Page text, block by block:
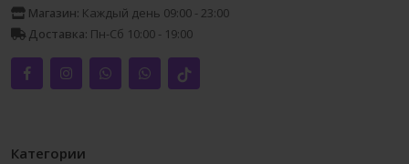
Магазин: Каждый день 09:00 - 23:00
Доставка: Пн-Сб 10:00 - 19:00
Категории